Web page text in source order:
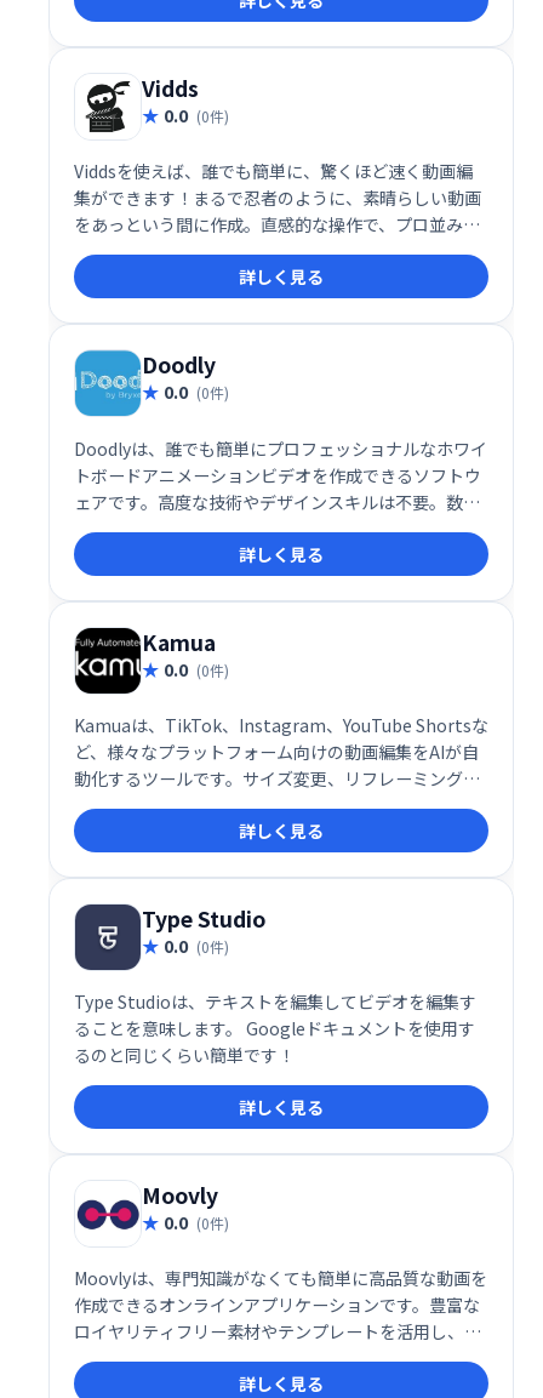
Vidds
0.0 (0件)
Viddsを使えば、誰でも簡単に、驚くほど速く動画編
集ができます！まるで忍者のように、素晴らしい動画
をあっという間に作成。直感的な操作で、プロ並みの
仕上がりを実現しましょう！ Viddsで、動画編集の概
念を覆しましょう！
詳しく見る
Doodly
0.0 (0件)
Doodlyは、誰でも簡単にプロフェッショナルなホワイ
トボードアニメーションビデオを作成できるソフトウ
ェアです。高度な技術やデザインスキルは不要。数分
で魅力的な動画を制作し、ビジネスや教育、プレゼン
テーションに活用できます。
詳しく見る
Kamua
0.0 (0件)
Kamuaは、TikTok、Instagram、YouTube Shortsな
ど、様々なプラットフォーム向けの動画編集をAIが自
動化するツールです。サイズ変更、リフレーミング、
カット、キャプション作成まで、ワンストップで効率
的な動画編集を実現します。複数のプラットフォーム
に対応し、手軽に最適化された動画を作成できます。
詳しく見る
Type Studio
0.0 (0件)
Type Studioは、テキストを編集してビデオを編集す
ることを意味します。 Googleドキュメントを使用す
るのと同じくらい簡単です！
詳しく見る
Moovly
0.0 (0件)
Moovlyは、専門知識がなくても簡単に高品質な動画を
作成できるオンラインアプリケーションです。豊富な
ロイヤリティフリー素材やテンプレートを活用し、写
真、動画、テキスト、音声などを組み合わせて、マー
ケティング、学習、コミュニケーション用途の動画を
詳しく見る